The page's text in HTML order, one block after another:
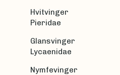
Hvitvinger
Pieridae
Glansvinger
Lycaenidae
Nymfevinger